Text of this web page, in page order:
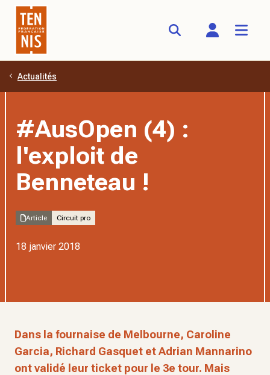
Aller au contenu principal
Actualités
#AusOpen (4) :
l'exploit de
Benneteau !
Article Circuit pro
18 janvier 2018
Dans la fournaise de Melbourne, Caroline
Garcia, Richard Gasquet et Adrian Mannarino
ont validé leur ticket pour le 3e tour. Mais